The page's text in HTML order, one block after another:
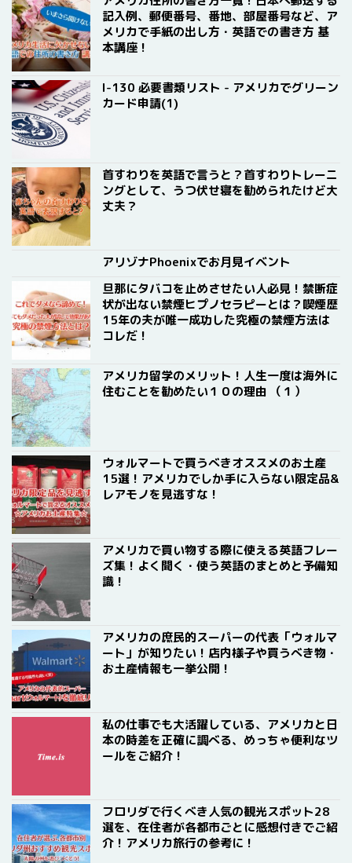
記入例、郵便番号、番地、部屋番号など、ア
メリカで手紙の出し方・英語での書き方 基
本講座！
I-130 必要書類リスト - アメリカでグリーン
カード申請(1)
首すわりを英語で言うと？首すわりトレーニ
ングとして、うつ伏せ寝を勧められたけど大
丈夫？
アリゾナPhoenixでお月見イベント
旦那にタバコを止めさせたい人必見！禁断症
状が出ない禁煙ヒプノセラピーとは？喫煙歴
15年の夫が唯一成功した究極の禁煙方法は
コレだ！
アメリカ留学のメリット！人生一度は海外に
住むことを勧めたい１０の理由 （１）
ウォルマートで買うべきオススメのお土産
15選！アメリカでしか手に入らない限定品&
レアモノを見逃すな！
アメリカで買い物する際に使える英語フレー
ズ集！よく聞く・使う英語のまとめと予備知
識！
アメリカの庶民的スーパーの代表「ウォルマ
ート」が知りたい！店内様子や買うべき物・
お土産情報も一挙公開！
私の仕事でも大活躍している、アメリカと日
本の時差を正確に調べる、めっちゃ便利なツ
ールをご紹介！
フロリダで行くべき人気の観光スポット28
選を、在住者が各都市ごとに感想付きでご紹
介！アメリカ旅行の参考に！